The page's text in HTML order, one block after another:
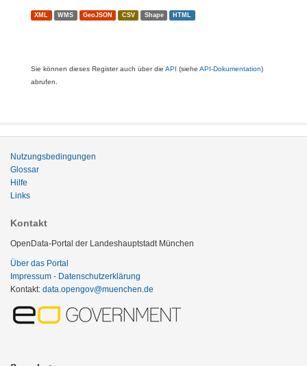
XML WMS GeoJSON CSV Shape HTML
Sie können dieses Register auch über die API (siehe API-Dokumentation)
abrufen.
Nutzungsbedingungen
Glossar
Hilfe
Links
Kontakt
OpenData-Portal der Landeshauptstadt München
Über das Portal
Impressum - Datenschutzerklärung
Kontakt: data.opengov@muenchen.de